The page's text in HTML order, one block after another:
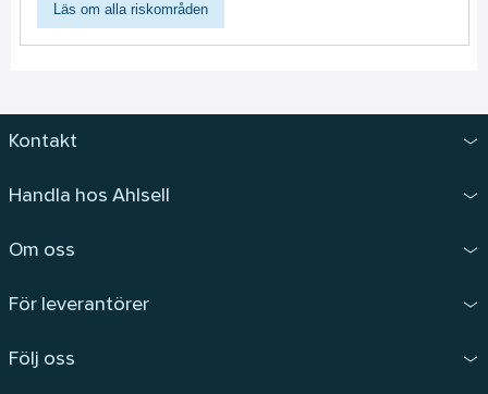
Läs om alla riskområden
Kontakt
Handla hos Ahlsell
Om oss
För leverantörer
Följ oss